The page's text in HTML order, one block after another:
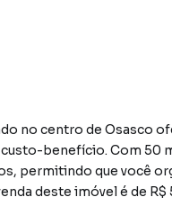
no centro de Osasco
benefício. Com 50
permitindo que você
deste imóvel é de